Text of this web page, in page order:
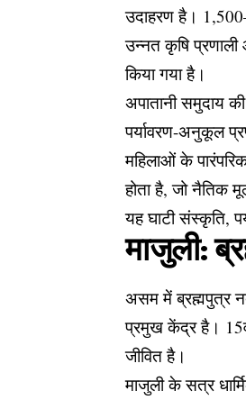
उदाहरण है।
उन्नत कृषि
किया गया है।
अपातानी समुदाय
पर्यावरण-अनुकूल
महिलाओं के
होता है, जो नैतिक
यह घाटी संस्कृति,
माजुली:
असम में ब्रह्मपुत्र
प्रमुख केंद्र है।
जीवित है।
माजुली के सत्र